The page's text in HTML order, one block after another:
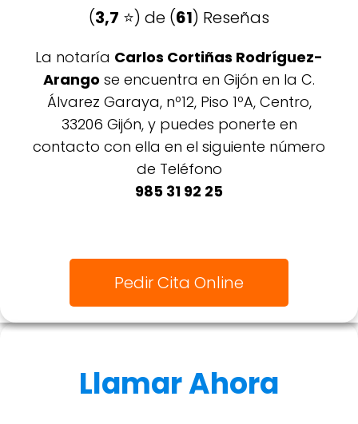
(3,7 ⭐️) de (61) Reseñas
La notaría Carlos Cortiñas Rodríguez-
Arango se encuentra en Gijón en la C.
Álvarez Garaya, nº12, Piso 1ºA, Centro,
33206 Gijón, y puedes ponerte en
contacto con ella en el siguiente número
de Teléfono
985 31 92 25
Pedir Cita Online
Llamar Ahora